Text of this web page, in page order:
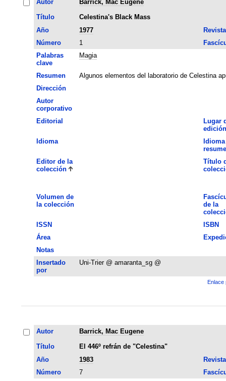
Autor
Barrick, Mac Eugene
Título
Celestina's Black Mass
Año
1977
Revista
Número
1
Palabras
clave
Magia
Resumen
Algunos elementos del laboratorio de Celestina
Dirección
Autor
corporativo
Editorial
Lugar
edición
Idioma
Editor de la
colección
Título
Volumen de
la colección
de la
ISSN
ISBN
Área
Notas
Insertado
por
Uni-Trier @ amaranta_sg @
Enlace
Autor
Barrick, Mac Eugene
Título
El 446º refrán de "Celestina"
Año
1983
Revista
Número
7